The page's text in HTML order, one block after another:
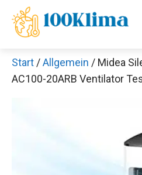
Inhalt
springen
Start /Allgemein / Midea
AC100-20ARB Ventilator